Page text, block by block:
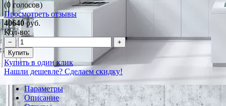
(0 голосов)
Просмотреть отзывы
40640руб.
Кол-во:
−
+
Купить
Купить в один клик
Нашли дешевле? Сделаем скидку!
Параметры
Описание